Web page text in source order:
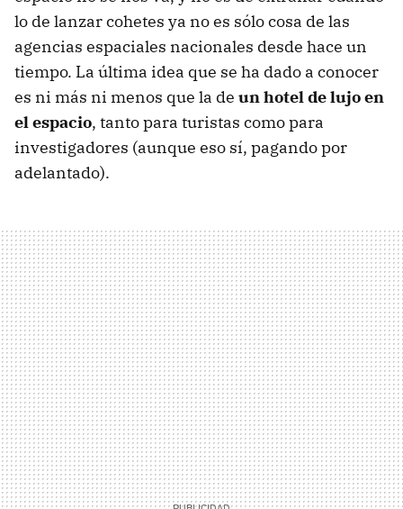
lo de lanzar cohetes ya no es sólo cosa de las
agencias espaciales nacionales desde hace un
tiempo. La última idea que se ha dado a conocer
es ni más ni menos que la de un hotel de lujo en
el espacio, tanto para turistas como para
investigadores (aunque eso sí, pagando por
adelantado).